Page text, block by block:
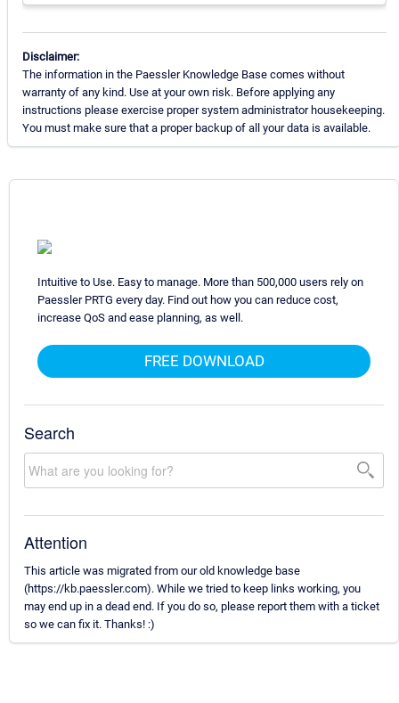
Disclaimer:
The information in the Paessler Knowledge Base comes without
warranty of any kind. Use at your own risk. Before applying any
instructions please exercise proper system administrator housekeeping.
You must make sure that a proper backup of all your data is available.
Intuitive to Use. Easy to manage. More than 500,000 users rely on
Paessler PRTG every day. Find out how you can reduce cost,
increase QoS and ease planning, as well.
FREE DOWNLOAD
Search
Attention
This article was migrated from our old knowledge base
(https://kb.paessler.com). While we tried to keep links working, you
may end up in a dead end. If you do so, please report them with a ticket
so we can fix it. Thanks! :)